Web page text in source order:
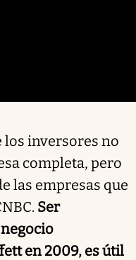
los inversores no
completa, pero
las empresas que
Ser
en 2009, es útil